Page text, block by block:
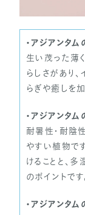
・アジアンタム
生い茂った薄
らしさがあり
らぎや癒しを
・アジアンタ
耐暑性・耐陰
やすい植物で
けることと、
のポイントです
・アジアンタ